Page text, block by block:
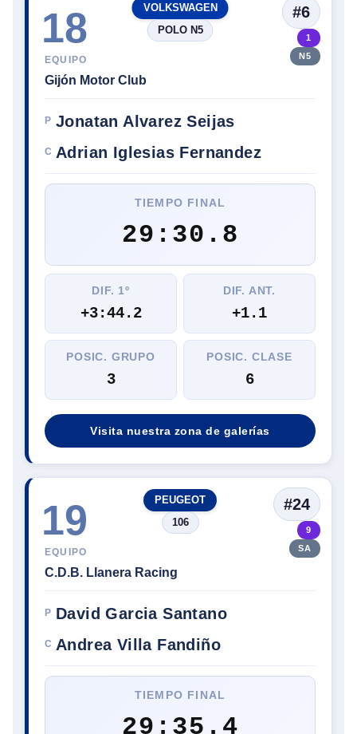
18 #6
1
N5
EQUIPO
Gijón Motor Club
VOLKSWAGEN
POLO N5
P Jonatan Alvarez Seijas
C Adrian Iglesias Fernandez
TIEMPO FINAL
29:30.8
DIF. 1º
+3:44.2
DIF. ANT.
+1.1
POSIC. GRUPO
3
POSIC. CLASE
6
Visita nuestra zona de galerías
19 #24
9
SA
EQUIPO
C.D.B. Llanera Racing
PEUGEOT
106
P David Garcia Santano
C Andrea Villa Fandiño
TIEMPO FINAL
29:35.4